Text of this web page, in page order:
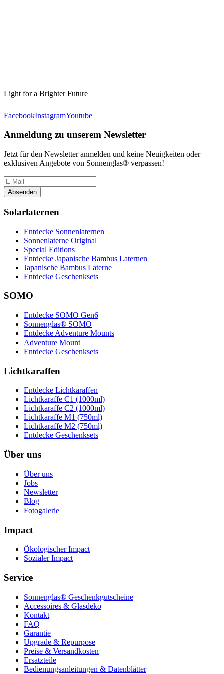
Light for a Brighter Future
FacebookInstagramYoutube
Anmeldung zu unserem Newsletter
Jetzt für den Newsletter anmelden und keine Neuigkeiten oder
exklusiven Angebote von Sonnenglas® verpassen!
Absenden
Solarlaternen
Entdecke Sonnenlaternen
Sonnenlaterne Original
Special Editions
Entdecke Japanische Bambus Laternen
Japanische Bambus Laterne
Entdecke Geschenksets
SOMO
Entdecke SOMO Gen6
Sonnenglas® SOMO
Entdecke Adventure Mounts
Adventure Mount
Entdecke Geschenksets
Lichtkaraffen
Entdecke Lichtkaraffen
Lichtkaraffe C1 (1000ml)
Lichtkaraffe C2 (1000ml)
Lichtkaraffe M1 (750ml)
Lichtkaraffe M2 (750ml)
Entdecke Geschenksets
Über uns
Über uns
Jobs
Newsletter
Blog
Fotogalerie
Impact
Ökologischer Impact
Sozialer Impact
Service
Sonnenglas® Geschenkgutscheine
Accessoires & Glasdeko
Kontakt
FAQ
Garantie
Upgrade & Repurpose
Preise & Versandkosten
Ersatzteile
Bedienungsanleitungen & Datenblätter